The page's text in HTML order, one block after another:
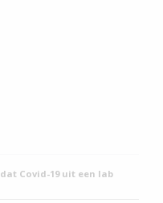
Covid-19 uit een lab